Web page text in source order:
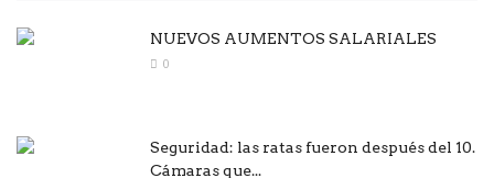
NUEVOS AUMENTOS SALARIALES
0
Seguridad: las ratas fueron después del 10.
Cámaras que...